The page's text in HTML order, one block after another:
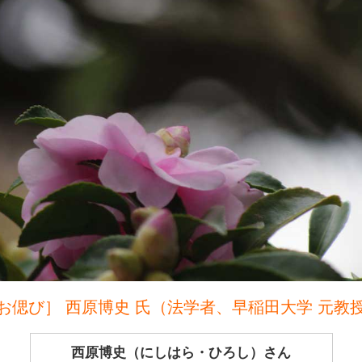
偲び］ 西原博史 氏（法学者、早稲田大学 元教
西原博史（にしはら・ひろし）さん